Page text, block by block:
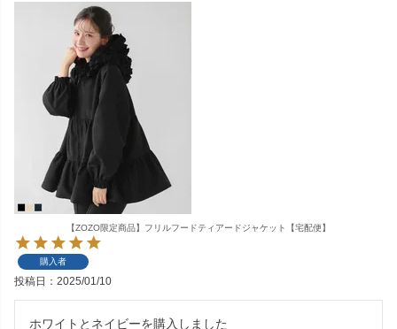
【ZOZO限定商品】フリルフードティアードジャケット【宅配便】
購入者
投稿日 2025/01/10
ホワイトとネイビーを購入しました